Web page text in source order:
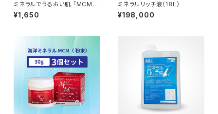
ミネラルでうるおい肌 「MCMミ
ネラルソープ」
¥1,650
ミネラルリッチ液（18L）
¥198,000